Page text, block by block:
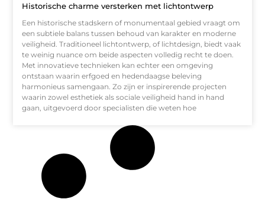
Historische charme versterken met lichtontwerp
Een historische stadskern of monumentaal gebied vraagt om
een subtiele balans tussen behoud van karakter en moderne
veiligheid. Traditioneel lichtontwerp, of lichtdesign, biedt vaak
te weinig nuance om beide aspecten volledig recht te doen.
Met innovatieve technieken kan echter een omgeving
ontstaan waarin erfgoed en hedendaagse beleving
harmonieus samengaan. Zo zijn er inspirerende projecten
waarin zowel esthetiek als sociale veiligheid hand in hand
gaan, uitgevoerd door specialisten die weten hoe